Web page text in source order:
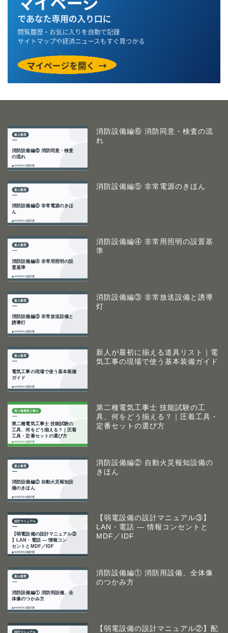
消防設備編⑥ 消防同意・検査の流
れ
消防設備編⑤ 非常電源のきほん
消防設備編④ 非常用照明の設置基
準
消防設備編③ 非常放送設備と誘導
灯
新人が最初に揃える道具リスト｜電
気工事の現場で使う基本装備ガイド
第二種電気工事士 技能試験の工
具、何をどう揃える？｜圧着工具・
定番セットの選び方
消防設備編② 自動火災報知設備の
きほん
【弱電設備の設計マニュアル③】
LAN・電話 ― 情報コンセントと
MDF／IDF
消防設備編① 消防用設備、全体像
のつかみ方
【弱電設備の設計マニュアル②】配